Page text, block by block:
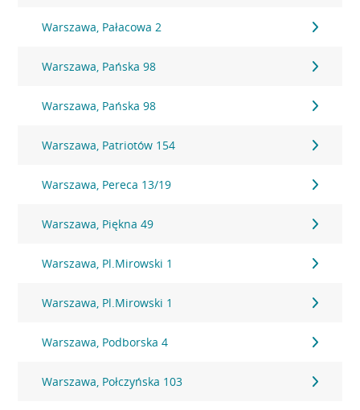
Warszawa, Pałacowa 2
Warszawa, Pańska 98
Warszawa, Pańska 98
Warszawa, Patriotów 154
Warszawa, Pereca 13/19
Warszawa, Piękna 49
Warszawa, Pl.Mirowski 1
Warszawa, Pl.Mirowski 1
Warszawa, Podborska 4
Warszawa, Połczyńska 103